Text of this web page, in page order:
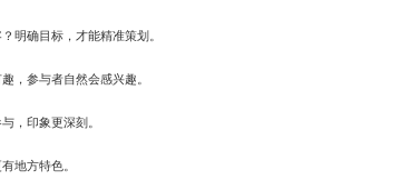
明确目标，才能精准策划。
，参与者自然会感兴趣。
，印象更深刻。
地方特色。